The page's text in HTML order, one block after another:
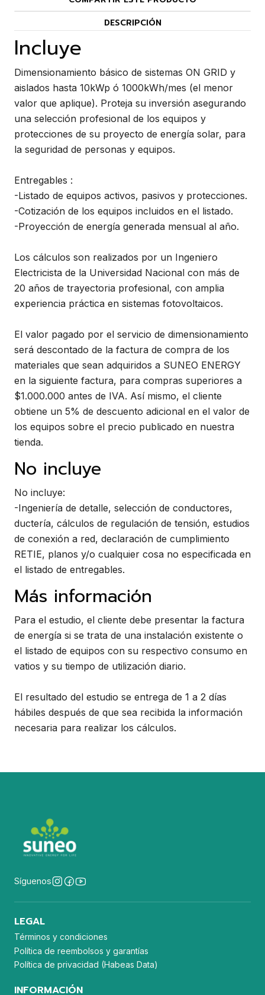
DESCRIPCIÓN
Incluye
Dimensionamiento básico de sistemas ON GRID y
aislados hasta 10kWp ó 1000kWh/mes (el menor
valor que aplique). Proteja su inversión asegurando
una selección profesional de los equipos y
protecciones de su proyecto de energía solar, para
la seguridad de personas y equipos.
Entregables :
-Listado de equipos activos, pasivos y protecciones.
-Cotización de los equipos incluidos en el listado.
-Proyección de energía generada mensual al año.
Los cálculos son realizados por un Ingeniero
Electricista de la Universidad Nacional con más de
20 años de trayectoria profesional, con amplia
experiencia práctica en sistemas fotovoltaicos.
El valor pagado por el servicio de dimensionamiento
será descontado de la factura de compra de los
materiales que sean adquiridos a SUNEO ENERGY
en la siguiente factura, para compras superiores a
$1.000.000 antes de IVA. Así mismo, el cliente
obtiene un 5% de descuento adicional en el valor de
los equipos sobre el precio publicado en nuestra
tienda.
No incluye
No incluye:
-Ingeniería de detalle, selección de conductores,
ductería, cálculos de regulación de tensión, estudios
de conexión a red, declaración de cumplimiento
RETIE, planos y/o cualquier cosa no especificada en
el listado de entregables.
Más información
Para el estudio, el cliente debe presentar la factura
de energía si se trata de una instalación existente o
el listado de equipos con su respectivo consumo en
vatios y su tiempo de utilización diario.
El resultado del estudio se entrega de 1 a 2 días
hábiles después de que sea recibida la información
necesaria para realizar los cálculos.
Síguenos
LEGAL
Términos y condiciones
Política de reembolsos y garantías
Política de privacidad (Habeas Data)
INFORMACIÓN